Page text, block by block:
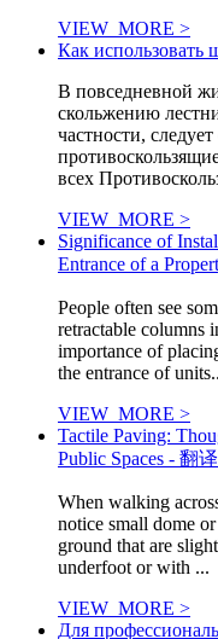
VIEW_MORE >
Как использовать
В повседневной
скольжению
частности,
всех
VIEW_MORE >
Significance of
Entrance of a
People often see
retractable columns
importance of
the entrance of
VIEW_MORE >
Tactile Paving:
Public Spaces - 翻
When walking
notice small dome
ground that are
underfoot or with ...
VIEW_MORE >
Для